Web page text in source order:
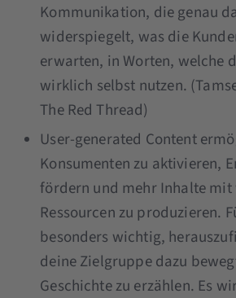
Kommunikation, die genau
widerspiegelt, was die
erwarten, in Worten, welche
wirklich selbst nutzen.
The Red Thread)
User-generated Content
Konsumenten zu aktivieren,
fördern und mehr Inhalte mit
Ressourcen zu produzieren.
besonders wichtig,
deine Zielgruppe dazu
Geschichte zu erzählen. Es